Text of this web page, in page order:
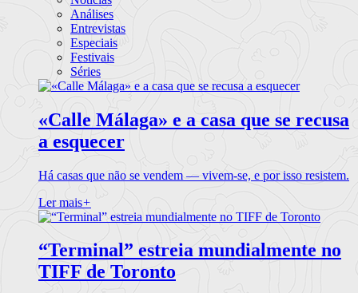
Análises
Entrevistas
Especiais
Festivais
Séries
«Calle Málaga» e a casa que se recusa
a esquecer
Há casas que não se vendem — vivem-se, e por isso resistem.
Ler mais+
“Terminal” estreia mundialmente no
TIFF de Toronto